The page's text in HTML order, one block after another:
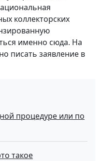
коллекторских
именно сюда. На
писать заявление в
процедуре или по
такое